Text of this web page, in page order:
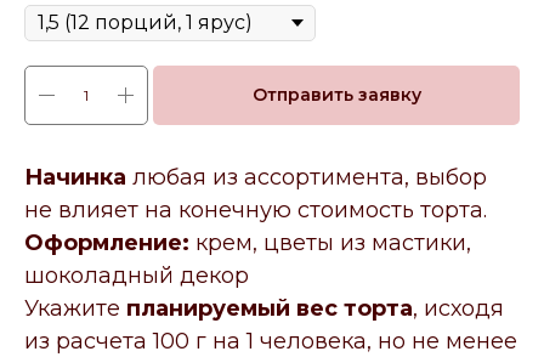
Отправить заявку
Начинка любая из ассортимента, выбор
не влияет на конечную стоимость торта.
Оформление: крем, цветы из мастики,
шоколадный декор
Укажите планируемый вес торта, исходя
из расчета 100 г на 1 человека, но не менее